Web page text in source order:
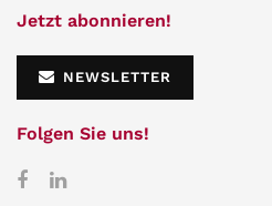
Jetzt abonnieren!
NEWSLETTER
Folgen Sie uns!